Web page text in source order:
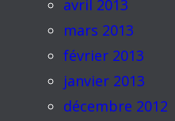
avril 2013
mars 2013
février 2013
janvier 2013
décembre 2012